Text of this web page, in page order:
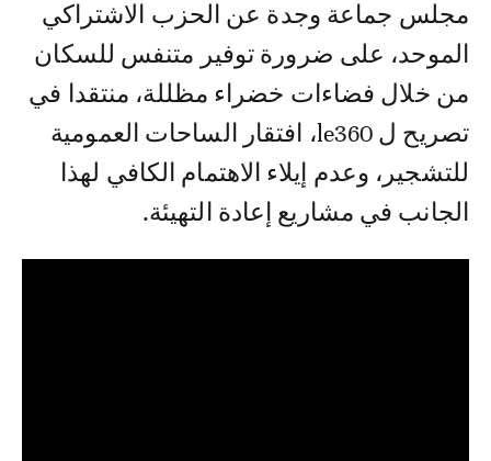
مجلس جماعة وجدة عن الحزب الاشتراكي
الموحد، على ضرورة توفير متنفس للسكان
من خلال فضاءات خضراء مظللة، منتقدا في
تصريح ل le360، افتقار الساحات العمومية
للتشجير، وعدم إيلاء الاهتمام الكافي لهذا
الجانب في مشاريع إعادة التهيئة.